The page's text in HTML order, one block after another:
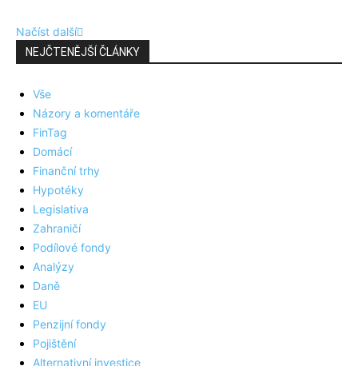
Načíst další
NEJČTENĚJŠÍ ČLÁNKY
Vše
Názory a komentáře
FinTag
Domácí
Finanční trhy
Hypotéky
Legislativa
Zahraničí
Podílové fondy
Analýzy
Daně
EU
Penzijní fondy
Pojištění
Alternativní investice